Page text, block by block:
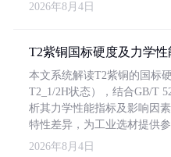
2026年8月4日
T2紫铜国标硬度及力学性
本文系统解读T2紫铜的国标
T2_1/2H状态），结合GB/T
析其力学性能指标及影响因
特性差异，为工业选材提供参
2026年8月4日